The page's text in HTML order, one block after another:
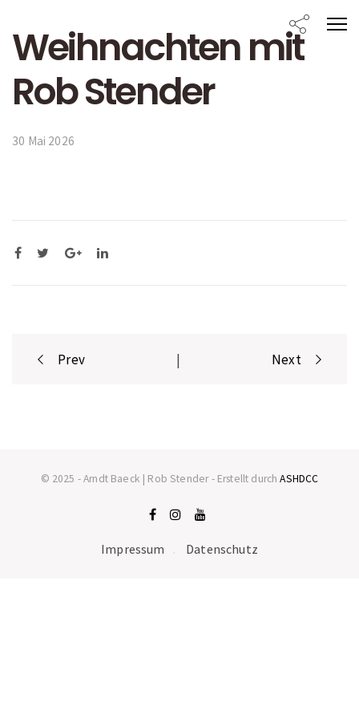
Weihnachten mit
Rob Stender
30 Mai 2026
Post
Prev | Next
© 2025 - Arndt Baeck | Rob Stender - Erstellt durchASHDCC
Impressum Datenschutz